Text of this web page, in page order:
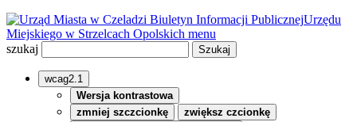
Biuletyn Informacji PublicznejUrzędu
Miejskiego w Strzelcach Opolskich menu
szukaj
wcag2.1
Wersja kontrastowa
zmniej szczcionkę
zwiększ czcionkę